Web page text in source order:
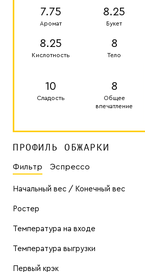
7.75
Аромат
8.25
Букет
8.25
Кислотность
8
Тело
10
Сладость
8
Общее
впечатление
ПРОФИЛЬ ОБЖАРКИ
Фильтр Эспрессо
Начальный вес / Конечный вес
Ростер
Температура на входе
Температура выгрузки
Первый крэк